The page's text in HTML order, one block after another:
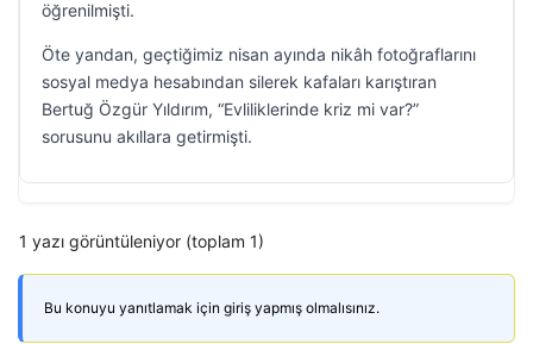
öğrenilmişti.
Öte yandan, geçtiğimiz nisan ayında nikâh fotoğraflarını
sosyal medya hesabından silerek kafaları karıştıran
Bertuğ Özgür Yıldırım, “Evliliklerinde kriz mi var?”
sorusunu akıllara getirmişti.
1 yazı görüntüleniyor (toplam 1)
Bu konuyu yanıtlamak için giriş yapmış olmalısınız.